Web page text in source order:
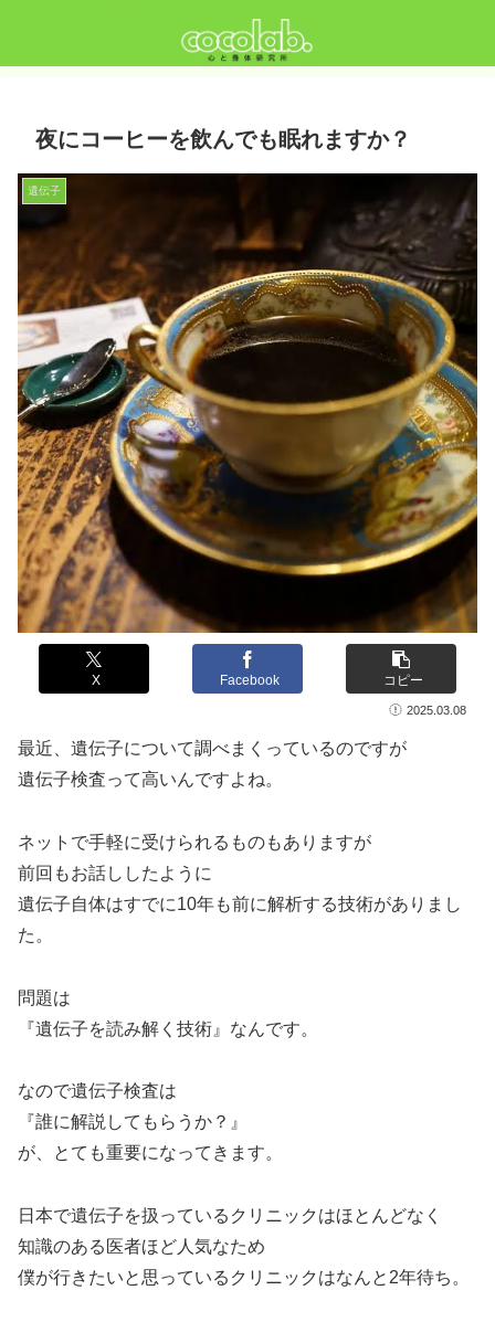
夜にコーヒーを飲んでも眠れますか？
遺伝子
X Facebook コピー
2025.03.08
最近、遺伝子について調べまくっているのですが
遺伝子検査って高いんですよね。
ネットで手軽に受けられるものもありますが
前回もお話ししたように
遺伝子自体はすでに10年も前に解析する技術がありまし
た。
問題は
『遺伝子を読み解く技術』なんです。
なので遺伝子検査は
『誰に解説してもらうか？』
が、とても重要になってきます。
日本で遺伝子を扱っているクリニックはほとんどなく
知識のある医者ほど人気なため
僕が行きたいと思っているクリニックはなんと2年待ち。